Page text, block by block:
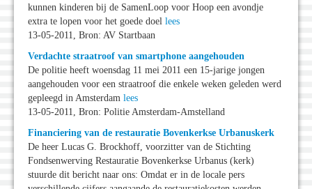
kunnen kinderen bij de SamenLoop voor Hoop een avondje
extra te lopen voor het goede doel lees
13-05-2011, Bron: AV Startbaan
Verdachte straatroof van smartphone aangehouden
De politie heeft woensdag 11 mei 2011 een 15-jarige jongen
aangehouden voor een straatroof die enkele weken geleden werd
gepleegd in Amsterdam lees
13-05-2011, Bron: Politie Amsterdam-Amstelland
Financiering van de restauratie Bovenkerkse Urbanuskerk
De heer Lucas G. Brockhoff, voorzitter van de Stichting
Fondsenwerving Restauratie Bovenkerkse Urbanus (kerk)
stuurde dit bericht naar ons: Omdat er in de locale pers